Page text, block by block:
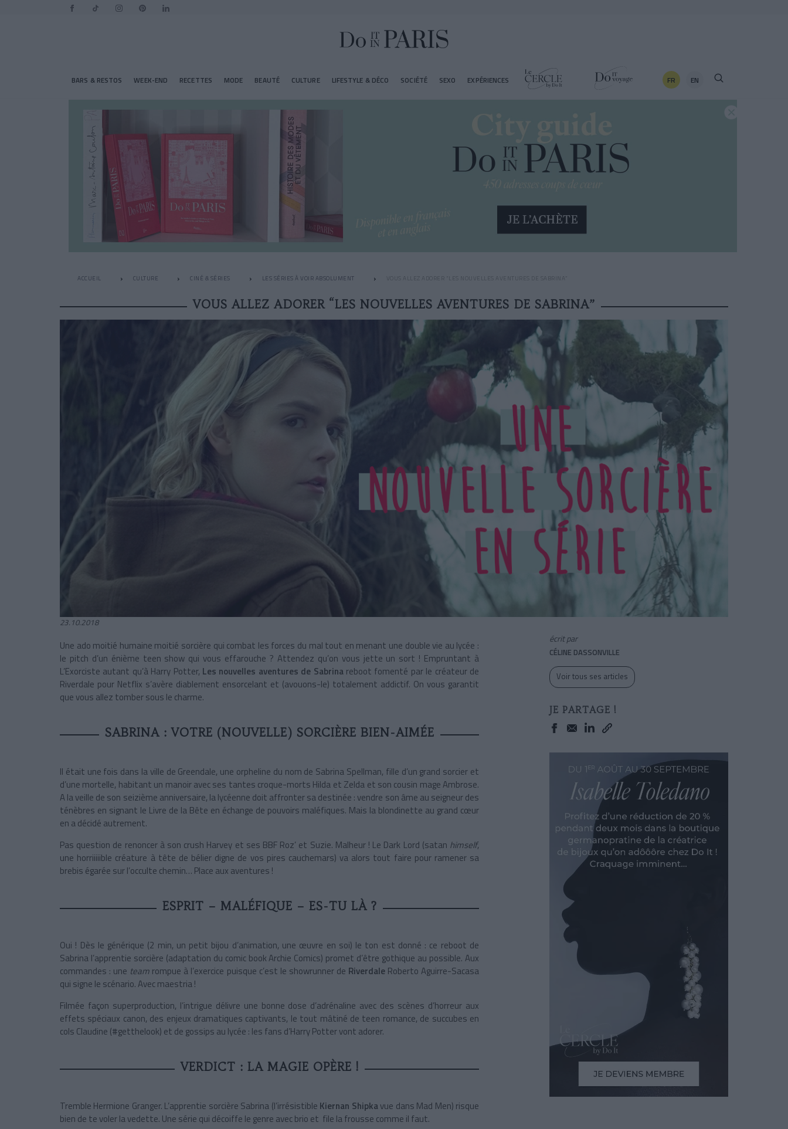
BARS & RESTOS WEEK-END RECETTES MODE BEAUTÉ CULTURE LIFESTYLE & DÉCO SOCIÉTÉ SEXO EXPÉRIENCES FR EN
ACCUEIL CULTURE CINÉ & SÉRIES LES SÉRIES À VOIR ABSOLUMENT VOUS ALLEZ ADORER “LES NOUVELLES AVENTURES DE SABRINA”
VOUS ALLEZ ADORER “LES NOUVELLES AVENTURES DE SABRINA”
23.10.2018
Une ado moitié humaine moitié sorcière qui combat les forces du mal tout en menant une double vie au lycée :
le pitch d’un énième teen show qui vous effarouche ? Attendez qu’on vous jette un sort ! Empruntant à
L’Exorciste autant qu’à Harry Potter, Les nouvelles aventures de Sabrinareboot fomenté par le créateur de
Riverdale pour Netflix s’avère diablement ensorcelant et (avouons-le) totalement addictif. On vous garantit
que vous allez tomber sous le charme.
SABRINA : VOTRE (NOUVELLE) SORCIÈRE BIEN-AIMÉE
Il était une fois dans la ville de Greendale, une orpheline du nom de Sabrina Spellman, fille d’un grand sorcier et
d’une mortelle, habitant un manoir avec ses tantes croque-morts Hilda et Zelda et son cousin mage Ambrose.
A la veille de son seizième anniversaire, la lycéenne doit affronter sa destinée : vendre son âme au seigneur des
ténèbres en signant le Livre de la Bête en échange de pouvoirs maléfiques. Mais la blondinette au grand cœur
en a décidé autrement.
Pas question de renoncer à son crush Harvey et ses BBF Roz’ et Suzie. Malheur ! Le Dark Lord (satan himself,
une horriiiiible créature à tête de bélier digne de vos pires cauchemars) va alors tout faire pour ramener sa
brebis égarée sur l’occulte chemin… Place aux aventures !
ESPRIT – MALÉFIQUE – ES-TU LÀ ?
Oui ! Dès le générique (2 min, un petit bijou d’animation, une œuvre en soi) le ton est donné : ce reboot de
Sabrina l’apprentie sorcière (adaptation du comic book Archie Comics) promet d’être gothique au possible. Aux
commandes : une team rompue à l’exercice puisque c’est le showrunner de RiverdaleRoberto Aguirre-Sacasa
qui signe le scénario. Avec maestria !
Filmée façon superproduction, l’intrigue délivre une bonne dose d’adrénaline avec des scènes d’horreur aux
effets spéciaux canon, des enjeux dramatiques captivants, le tout mâtiné de teen romance, de succubes en
cols Claudine (#getthelook) et de gossips au lycée : les fans d’Harry Potter vont adorer.
VERDICT : LA MAGIE OPÈRE !
Tremble Hermione Granger. L’apprentie sorcière Sabrina (l’irrésistible Kiernan Shipkavue dans Mad Men) risque
bien de te voler la vedette. Une série qui décoiffe le genre avec brio et file la frousse comme il faut.
écrit par
CÉLINE DASSONVILLE
Voir tous ses articles
JE PARTAGE !